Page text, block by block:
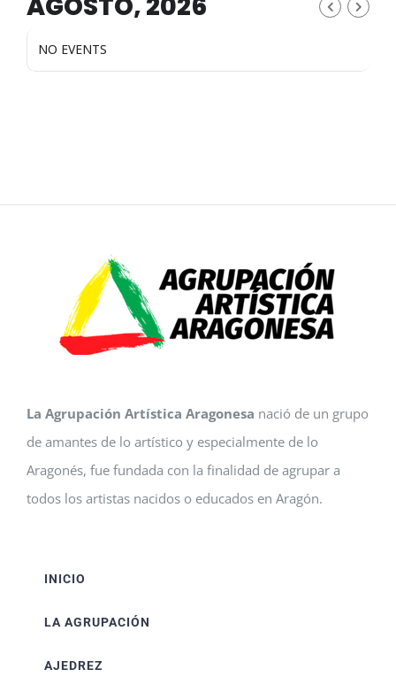
NO EVENTS
La Agrupación Artística Aragonesa nació de un grupo
de amantes de lo artístico y especialmente de lo
Aragonés, fue fundada con la finalidad de agrupar a
todos los artistas nacidos o educados en Aragón.
INICIO
LA AGRUPACIÓN
AJEDREZ